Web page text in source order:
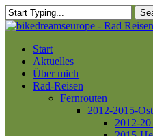
Skip
to
content
Close
Menu
Start
Aktuelles
Über mich
Rad-Reisen
Fernrouten
2012-2015-
2012-